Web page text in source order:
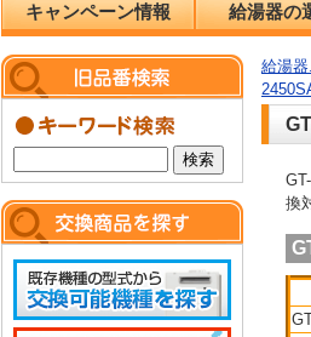
キャンペーン情報 給湯器の
給湯
換